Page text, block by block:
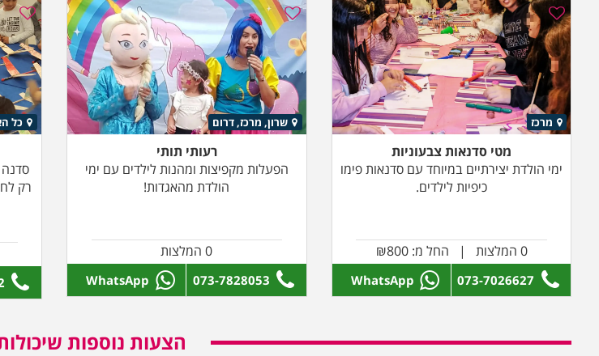
מרכז
מטי סדנאות צבעוניות
ימי הולדת יצירתיים במיוחד עם סדנאות פימו
כיפיות לילדים.
0 המלצות | החל מ: ₪800
073-7026627
WhatsApp
שרון, מרכז, דרום
רעותי תותי
הפעלות מקפיצות ומהנות לילדים עם ימי
הולדת מהאגדות!
0 המלצות
073-7828053
WhatsApp
כל
סדנה
רק
הצעות נוספות